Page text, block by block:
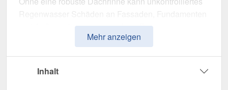
und Außenanlagen verursachen. Dieses
Dachrinnensystem wurde speziell entwickelt, um
durch hohe Widerstandsfähigkeit, eine durchdachte
Mehr anzeigen
Inhalt